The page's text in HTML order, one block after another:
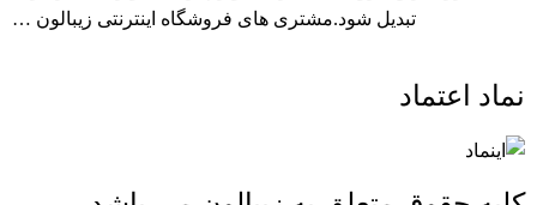
تبدیل شود.مشتری های فروشگاه اینترنتی زیبالون …
نماد اعتماد